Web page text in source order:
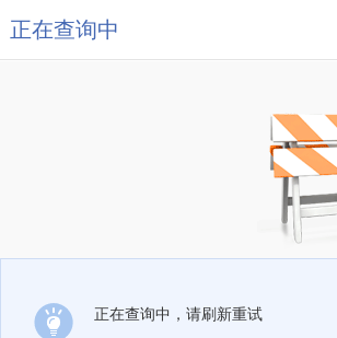
正在查询中
正在查询中，请刷新重试